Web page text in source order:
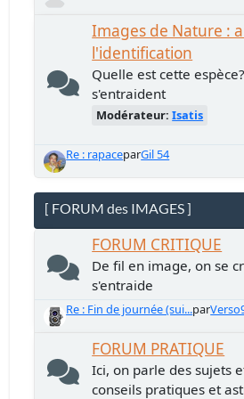
Images de Nature :
l'identification
Quelle est cette
s'entraident
Modérateur:Isatis
Re : rapaceparGil 54
[ FORUM des IMAGES ]
FORUM CRITIQUE
De fil en image, on se
s'entraide
Re : Fin de journée (sui...par
FORUM PRATIQUE
Ici, on parle des sujets
conseils pratiques et